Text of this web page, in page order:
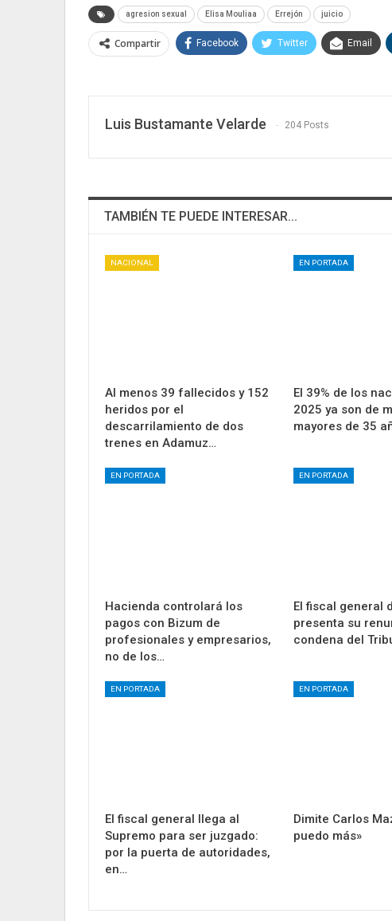
agresion sexual Elisa Mouliaa Errejón juicio
Compartir Facebook Twitter Email
Luis Bustamante Velarde 204 Posts
TAMBIÉN TE PUEDE INTERESAR...
NACIONAL
Al menos 39 fallecidos y 152
heridos por el
descarrilamiento de dos
trenes en Adamuz…
EN PORTADA
El 39% de los
2025 ya son de
mayores de 35
EN PORTADA
Hacienda controlará los
pagos con Bizum de
profesionales y empresarios,
no de los…
EN PORTADA
El fiscal general
presenta su
condena del
EN PORTADA
El fiscal general llega al
Supremo para ser juzgado:
por la puerta de autoridades,
en…
EN PORTADA
Dimite Carlos
puedo más»